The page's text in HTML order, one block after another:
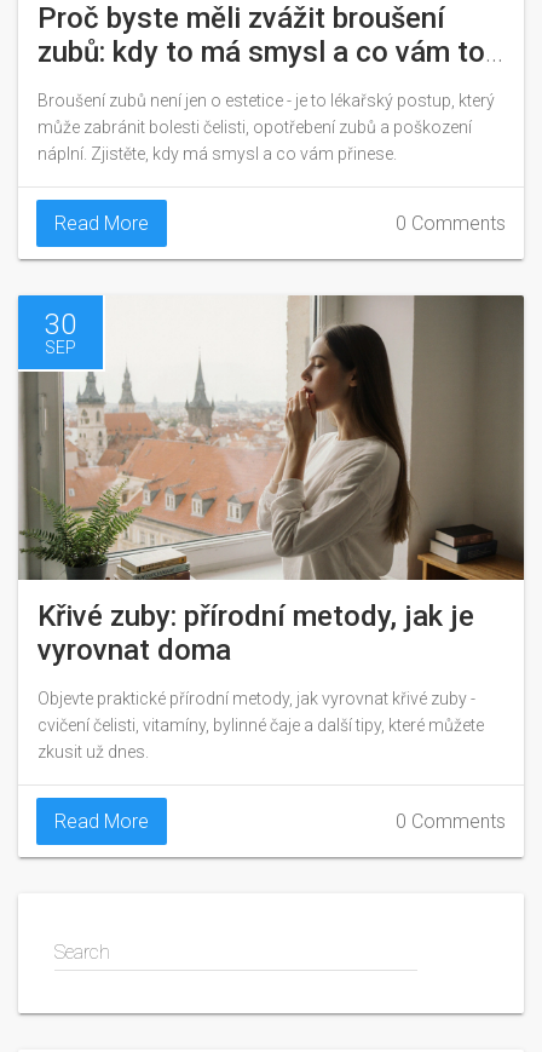
Proč byste měli zvážit broušení
zubů: kdy to má smysl a co vám to
skutečně přinese
Broušení zubů není jen o estetice - je to lékařský postup, který
může zabránit bolesti čelisti, opotřebení zubů a poškození
náplní. Zjistěte, kdy má smysl a co vám přinese.
Read More 0 Comments
30
SEP
Křivé zuby: přírodní metody, jak je
vyrovnat doma
Objevte praktické přírodní metody, jak vyrovnat křivé zuby -
cvičení čelisti, vitamíny, bylinné čaje a další tipy, které můžete
zkusit už dnes.
Read More 0 Comments
Search